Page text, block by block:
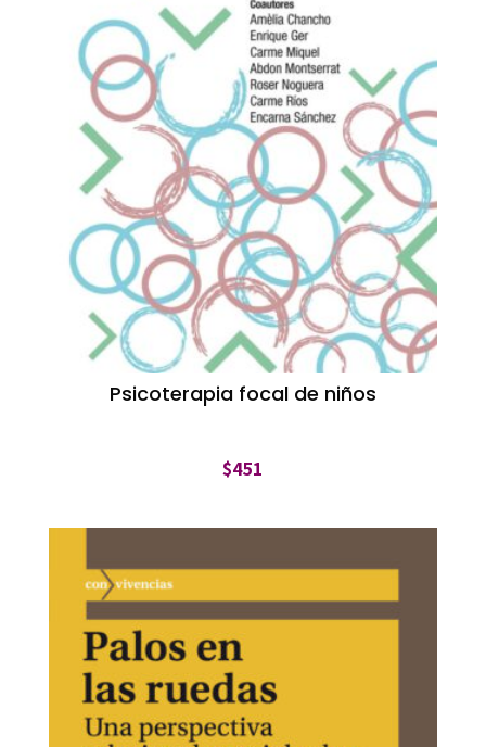
Psicoterapia focal de niños
$451